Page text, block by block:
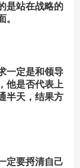
是站在战略的
一定是和领导
他是否代表上
半天，结果方
定要捋清自己